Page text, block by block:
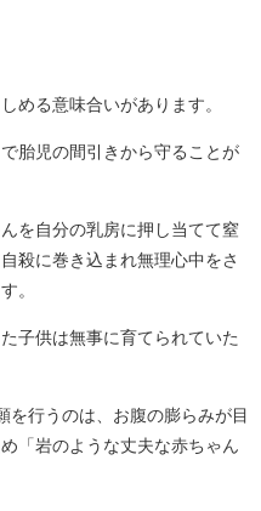
める意味合いがあります。
胎児の間引きから守ることが
を自分の乳房に押し当てて窒
殺に巻き込まれ無理心中をさ
。
子供は無事に育てられていた
を行うのは、お腹の膨らみが目
「岩のような丈夫な赤ちゃん